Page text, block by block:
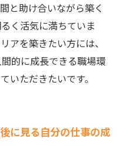
と助け合いながら築く
く活気に満ちていま
アを築きたい方には、
的に成長できる職場環
いただきたいです。
に見る自分の仕事の成